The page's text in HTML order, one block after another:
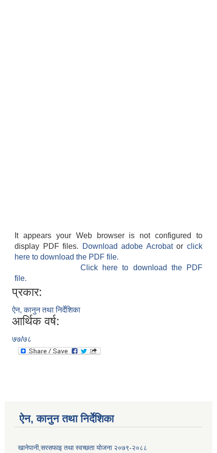
It appears your Web browser is not configured to
display PDF files.
Download adobe Acrobatorclick
here to download the PDF file.
Click here to download the PDF
file.
प्रकार:
ऐन, कानुन तथा निर्देशिका
आर्थिक वर्ष:
७७/७८
ऐन, कानुन तथा निर्देशिका
खानेपानी,सरसफाइ तथा स्वच्छता याेजना २०७९-२०८८